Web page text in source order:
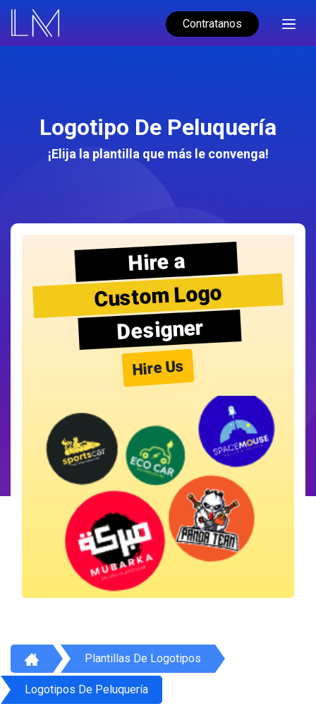
Contratanos
Logotipo De Peluquería
¡Elija la plantilla que más le convenga!
Hire a
Custom Logo
Designer
Hire Us
Plantillas De Logotipos
Logotipos De Peluquería